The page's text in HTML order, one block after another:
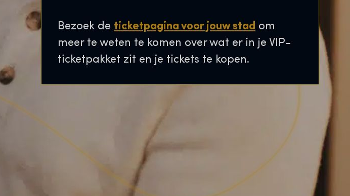
Bezoek de ticketpagina voor jouw stad om
meer te weten te komen over wat er in je VIP-
ticketpakket zit en je tickets te kopen.